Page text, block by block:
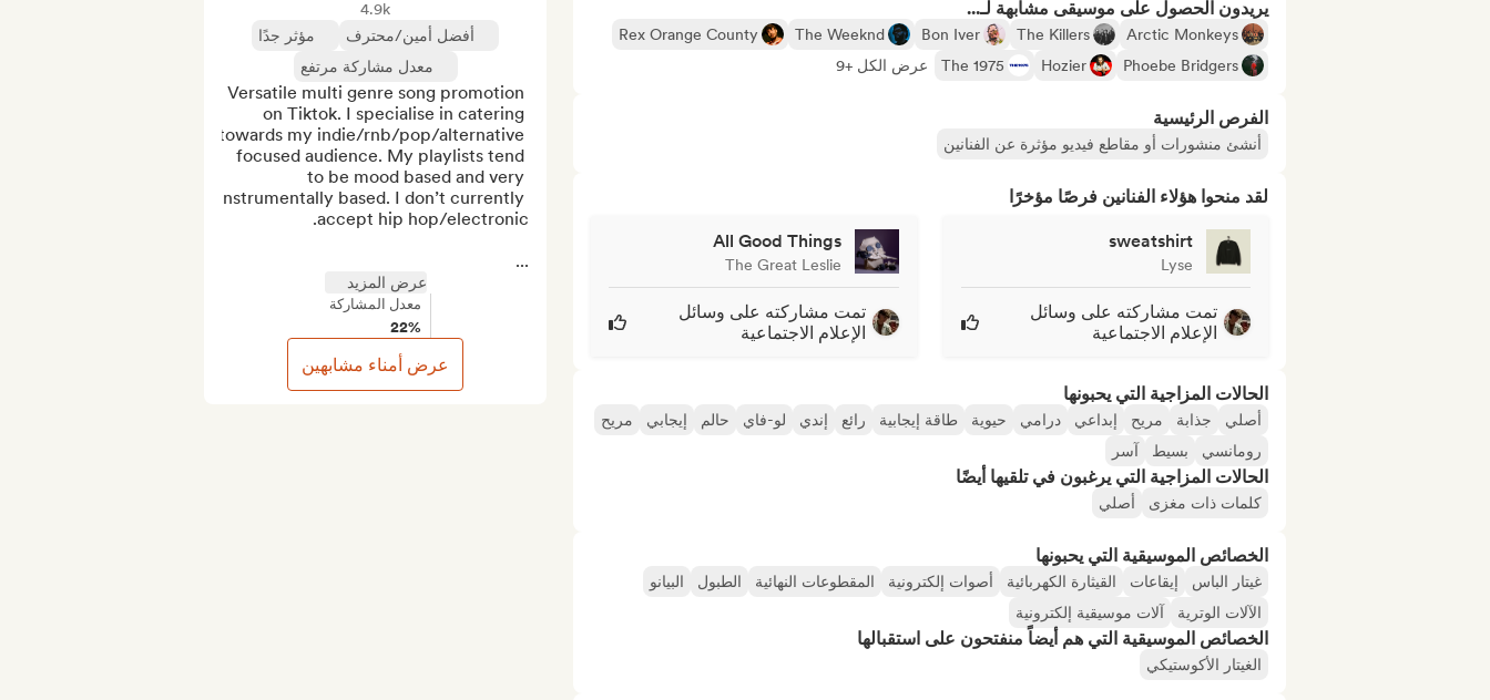
يريدون الحصول على موسيقى مشابهة لـ...
Arctic Monkeys
The Killers
Bon Iver
The Weeknd
Rex Orange County
Phoebe Bridgers
Hozier
The 1975 عرض الكل +9
الفرص الرئيسية
أنشئ منشورات أو مقاطع فيديو مؤثرة عن الفنانين
لقد منحوا هؤلاء الفنانين فرصًا مؤخرًا
sweatshirt
Lyse
تمت مشاركته على وسائل
الإعلام الاجتماعية
All Good Things
The Great Leslie
تمت مشاركته على وسائل
الإعلام الاجتماعية
الحالات المزاجية التي يحبونها
أصلي جذابة مريح إبداعي درامي حيوية طاقة إيجابية رائع إندي لو-فاي حالم إيجابي
مريح
رومانسي
بسيط آسر
الحالات المزاجية التي يرغبون في تلقيها أيضًا
كلمات ذات مغزى أصلي
الخصائص الموسيقية التي يحبونها
غيتار الباس إيقاعات القيثارة الكهربائية أصوات إلكترونية المقطوعات النهائية الطبول
البيانو
الآلات الوترية
آلات موسيقية إلكترونية
الخصائص الموسيقية التي هم أيضاً منفتحون على استقبالها
الغيتار الأكوستيكي
4.9k
أفضل أمين/محترف
مؤثر جدًا
معدل مشاركة مرتفع
Versatile multi genre song promotion
on Tiktok. I specialise in catering
towards my indie/rnb/pop/alternative
focused audience. My playlists tend
to be mood based and very
instrumentally based. I don’t currently
...
عرض المزيد
معدل المشاركة
22%
عرض أمناء مشابهين